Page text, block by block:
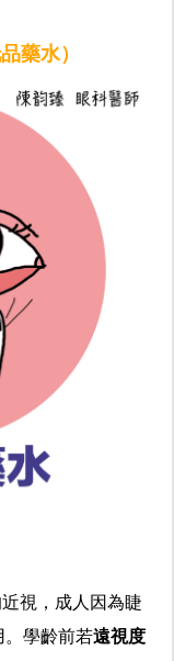
藥水）
視，成人因為睫
。學齡前若遠視度